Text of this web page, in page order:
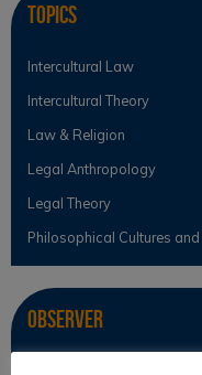
Topics
Intercultural Law
Intercultural Theory
Law & Religion
Legal Anthropology
Legal Theory
Philosophical Cultures
Observer